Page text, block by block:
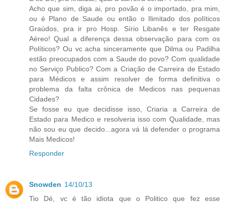
Acho que sim, diga ai, pro povão é o importado, pra mim,
ou é Plano de Saude ou então o Ilimitado dos políticos
Graúdos, pra ir pro Hosp. Sírio Libanês e ter Resgate
Aéreo! Qual a diferença dessa observação para com os
Políticos? Ou vc acha sinceramente que Dilma ou Padilha
estão preocupados com a Saude do povo? Com qualidade
no Serviço Publico? Com a Criação de Carreira de Estado
para Médicos e assim resolver de forma definitiva o
problema da falta crônica de Medicos nas pequenas
Cidades?
Se fosse eu que decidisse isso, Criaria a Carreira de
Estado para Medico e resolveria isso com Qualidade, mas
não sou eu que decido...agora vá lá defender o programa
Mais Medicos!
Responder
Snowden 14/10/13
Tio Dé, vc é tão idiota que o Politico que fez esse